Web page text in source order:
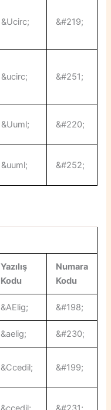
&Ucirc; &#219;
&ucirc; &#251;
&Uuml; &#220;
&uuml; &#252;
Yazılış
Kodu
Numara
Kodu
&AElig; &#198;
&aelig; &#230;
&Ccedil; &#199;